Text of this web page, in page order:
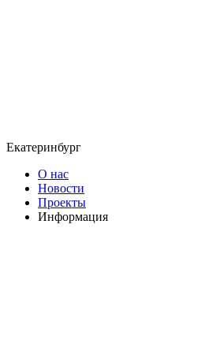
Екатеринбург
О нас
Новости
Проекты
Информация